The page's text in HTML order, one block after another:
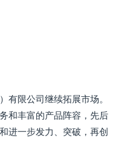
有限公司继续拓展市场。
和丰富的产品阵容，先后
进一步发力、突破，再创